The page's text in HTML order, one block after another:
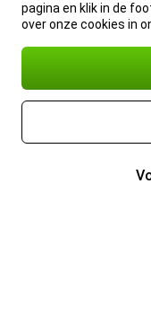
pagina en klik in de
over onze cookies in